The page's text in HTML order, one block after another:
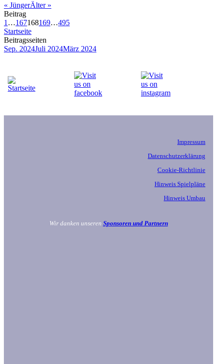
« JüngerÄlter »
Beitrag
1 …167168169…495
Startseite
Beitragsseiten
Sep. 2024Juli 2024März 2024
Impressum
Datenschutzerklärung
Cookie-Richtlinie
Hinweis Spielpläne
Hinweis Umbau
Wir danken unseren Sponsoren und Partnern